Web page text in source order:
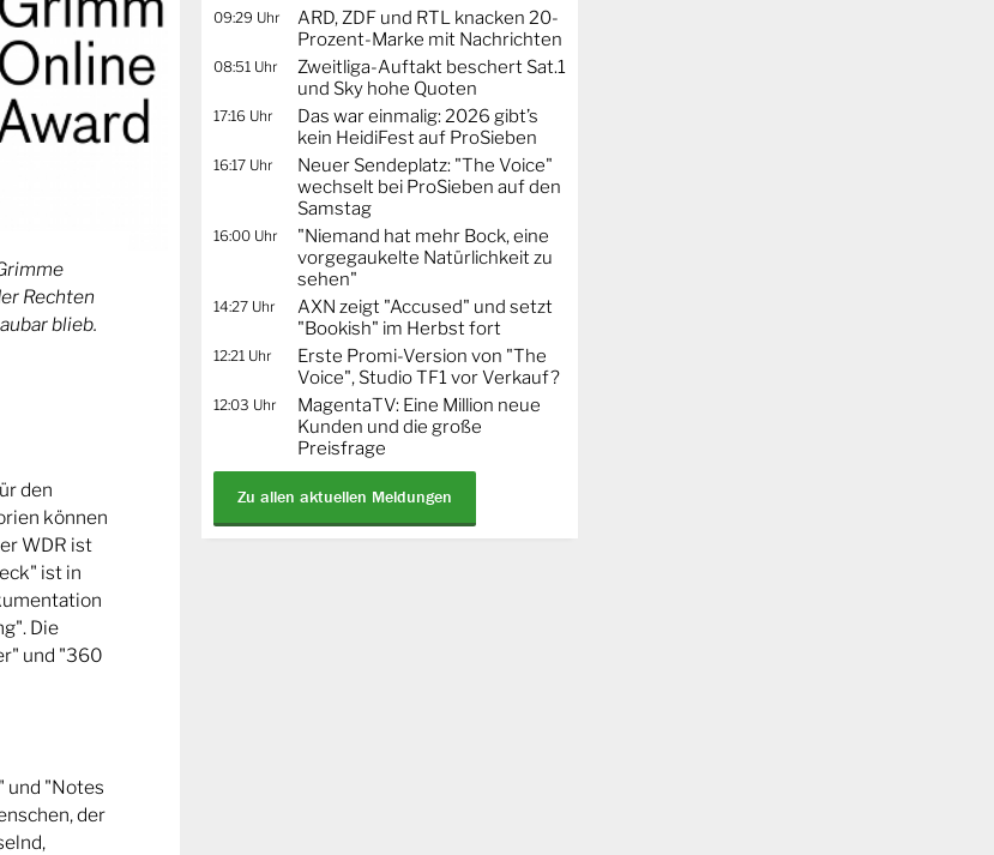
Rechten
blieb.
den
können
WDR ist
ist in
Die
und "360
und "Notes
der
09:29 Uhr
ARD, ZDF und RTL knacken 20-
Prozent-Marke mit Nachrichten
08:51 Uhr
Zweitliga-Auftakt beschert Sat.1
und Sky hohe Quoten
17:16 Uhr
Das war einmalig: 2026 gibt’s
kein HeidiFest auf ProSieben
16:17 Uhr
Neuer Sendeplatz: "The Voice"
wechselt bei ProSieben auf den
Samstag
16:00 Uhr
"Niemand hat mehr Bock, eine
vorgegaukelte Natürlichkeit zu
sehen"
14:27 Uhr
AXN zeigt "Accused" und setzt
"Bookish" im Herbst fort
12:21 Uhr
Erste Promi-Version von "The
Voice", Studio TF1 vor Verkauf?
12:03 Uhr
MagentaTV: Eine Million neue
Kunden und die große
Preisfrage
Zu allen aktuellen Meldungen